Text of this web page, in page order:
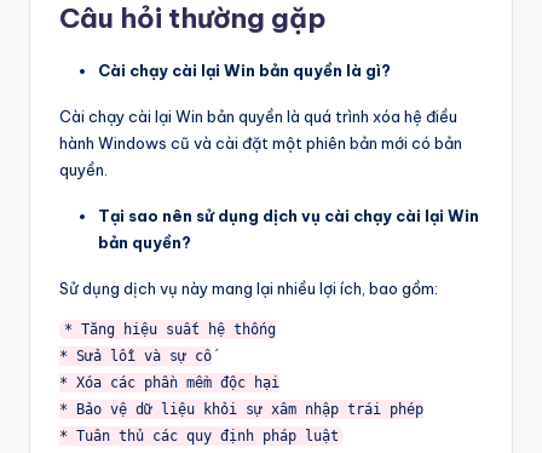
Câu hỏi thường gặp
Cài chạy cài lại Win bản quyền là gì?
Cài chạy cài lại Win bản quyền là quá trình xóa hệ điều
hành Windows cũ và cài đặt một phiên bản mới có bản
quyền.
Tại sao nên sử dụng dịch vụ cài chạy cài lại Win
bản quyền?
Sử dụng dịch vụ này mang lại nhiều lợi ích, bao gồm:
* Tăng hiệu suất hệ thống
* Sửa lỗi và sự cố
* Xóa các phần mềm độc hại
* Bảo vệ dữ liệu khỏi sự xâm nhập trái phép
* Tuân thủ các quy định pháp luật